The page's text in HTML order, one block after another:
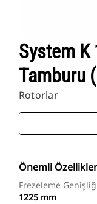
System K
Tamburu
Rotorlar
Önemli Özellikler
Frezeleme
1225 mm